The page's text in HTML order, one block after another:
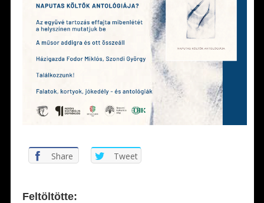
Share Tweet
Feltöltötte: